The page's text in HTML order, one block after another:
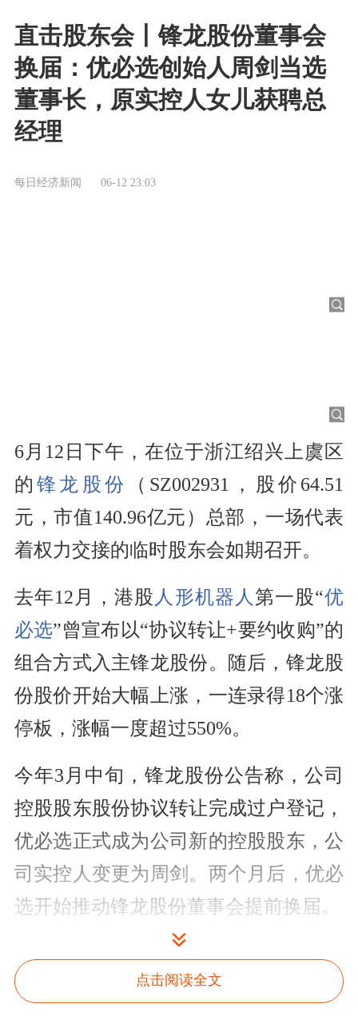
直击股东会丨锋龙股份董事会
换届：优必选创始人周剑当选
董事长，原实控人女儿获聘总
经理
每日经济新闻 06-12 23:03
6月12日下午，在位于浙江绍兴上虞区
的锋龙股份
（SZ002931，股价64.51
元，市值140.96亿元）总部，一场代表
着权力交接的临时股东会如期召开。
去年12月，港股 人形机器人 第一股“优
必选”曾宣布以“协议转让+要约收购”的
组合方式入主锋龙股份。随后，锋龙股
份股价开始大幅上涨，一连录得18个涨
停板，涨幅一度超过550%。
今年3月中旬，锋龙股份公告称，公司
控股股东股份协议转让完成过户登记，
优必选正式成为公司新的控股股东，公
司实控人变更为周剑。两个月后，优必
选开始推动锋龙股份董事会提前换届。
此次临时股东会被外界视作优必选正式
接管锋龙股份的关键节点。
点击阅读全文